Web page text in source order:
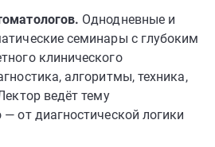
Однодневные и
семинары с глубоким
клинического
алгоритмы, техника,
ведёт тему
— от диагностической логики